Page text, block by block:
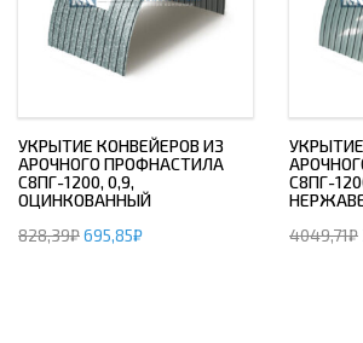
УКРЫТИЕ КОНВЕЙЕРОВ ИЗ
АРОЧНОГО ПРОФНАСТИЛА
С8ПГ-1200, 0,9,
ОЦИНКОВАННЫЙ
828,39₽695,85₽
С8ПГ-
4049,71₽